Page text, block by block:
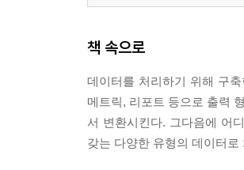
파티션 관리 ...... 224
메시지 읽기와 쓰기 도구 ......
클라이언트 ACL ...... 240
안전하지 않은 작업 ......
요약 ...... 243
책 속으로
데이터를 처리하기 위해 구
메트릭, 리포트 등으로 출력
서 변환시킨다. 그다음에 어
갖는 다양한 유형의 데이터